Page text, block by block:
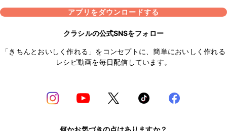
アプリをダウンロードする
クラシルの公式SNSをフォロー
「きちんとおいしく作れる」をコンセプトに、簡単においしく作れる
レシピ動画を毎日配信しています。
何かお気づきの点はありますか？